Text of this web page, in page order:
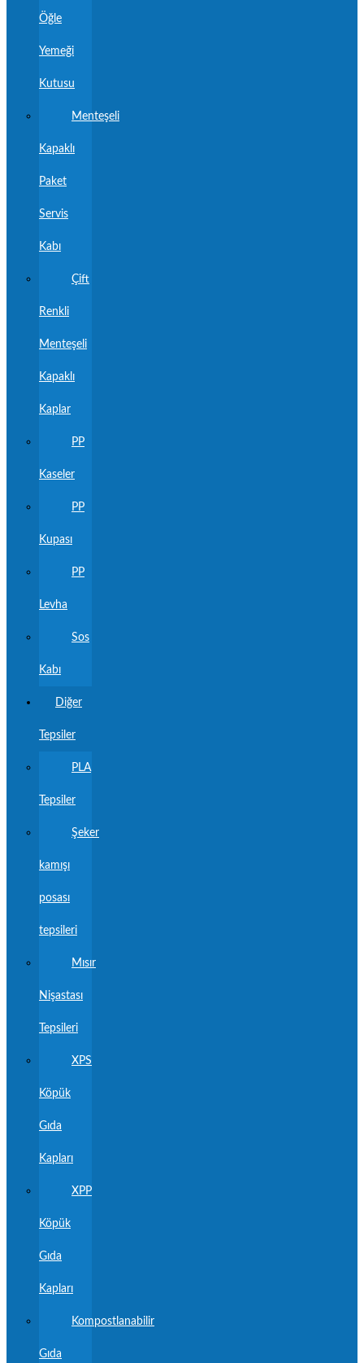
Öğle
Yemeği
Kutusu
Menteşeli
Kapaklı
Paket
Servis
Kabı
Çift
Renkli
Menteşeli
Kapaklı
Kaplar
PP
Kaseler
PP
Kupası
PP
Levha
Sos
Kabı
Diğer
Tepsiler
PLA
Tepsiler
Şeker
kamışı
posası
tepsileri
Mısır
Nişastası
Tepsileri
XPS
Köpük
Gıda
Kapları
XPP
Köpük
Gıda
Kapları
Kompostlanabilir
Gıda